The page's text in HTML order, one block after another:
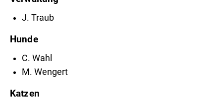
J. Traub
Hunde
C. Wahl
M. Wengert
Katzen